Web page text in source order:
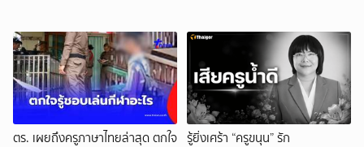
ตร. เผยถึงครูภาษาไทยล่าสุด ตกใจ รู้ยิ่งเศร้า “ครูขนุน” รัก